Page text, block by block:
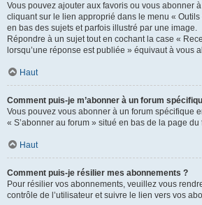
Vous pouvez ajouter aux favoris ou vous abonner
cliquant sur le lien approprié dans le menu «
en bas des sujets et parfois illustré par une image.
Répondre à un sujet tout en cochant la case «
lorsqu’une réponse est publiée » équivaut à vous
Haut
Comment puis-je m’abonner à un forum
Vous pouvez vous abonner à un forum spécifique
« S’abonner au forum » situé en bas de la page du
Haut
Comment puis-je résilier mes abonnements ?
Pour résilier vos abonnements, veuillez vous
contrôle de l’utilisateur et suivre le lien vers vos